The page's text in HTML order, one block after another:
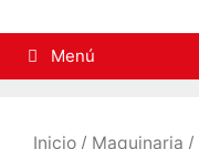
Menú
Inicio / Maquinaria /